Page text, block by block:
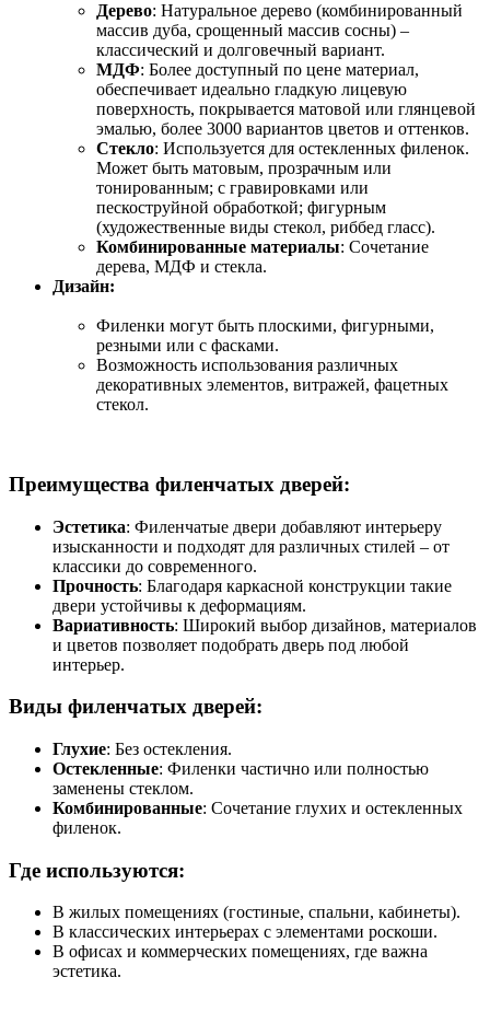
Дерево: Натуральное дерево (комбинированный
массив дуба, срощенный массив сосны) –
классический и долговечный вариант.
МДФ: Более доступный по цене материал,
обеспечивает идеально гладкую лицевую
поверхность, покрывается матовой или глянцевой
эмалью, более 3000 вариантов цветов и оттенков.
Стекло: Используется для остекленных филенок.
Может быть матовым, прозрачным или
тонированным; с гравировками или
пескоструйной обработкой; фигурным
(художественные виды стекол, риббед гласс).
Комбинированные материалы: Сочетание
дерева, МДФ и стекла.
Дизайн:
Филенки могут быть плоскими, фигурными,
резными или с фасками.
Возможность использования различных
декоративных элементов, витражей, фацетных
стекол.
Преимущества филенчатых дверей:
Эстетика: Филенчатые двери добавляют интерьеру
изысканности и подходят для различных стилей – от
классики до современного.
Прочность: Благодаря каркасной конструкции такие
двери устойчивы к деформациям.
Вариативность: Широкий выбор дизайнов, материалов
и цветов позволяет подобрать дверь под любой
интерьер.
Виды филенчатых дверей:
Глухие: Без остекления.
Остекленные: Филенки частично или полностью
заменены стеклом.
Комбинированные: Сочетание глухих и остекленных
филенок.
Где используются:
В жилых помещениях (гостиные, спальни, кабинеты).
В классических интерьерах с элементами роскоши.
В офисах и коммерческих помещениях, где важна
эстетика.